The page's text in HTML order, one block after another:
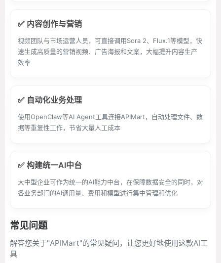
✅ 内容创作与营销
视频团队与市场运营人员，可直接调用Sora 2、Flux.1等模型，快
速生成高质量的营销视频、广告海报和文案，大幅提升内容生产
效率
✅ 自动化业务处理
使用OpenClaw等AI Agent工具连接APIMart，自动处理文件、数
据等重复性工作，节省大量人工成本
✅ 构建统一AI中台
大中型企业可作为统一的AI能力中台，在保障数据安全的同时，对
各业务部门的AI调用量、费用和模型进行集中管理和优化
常见问题
解答您关于"APIMart"的常见疑问，让您更好地使用这款AI工
具